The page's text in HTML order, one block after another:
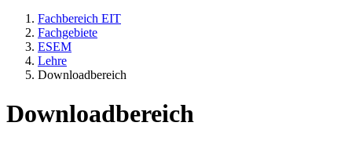
Fachbereich EIT
Fachgebiete
ESEM
Lehre
Downloadbereich
Downloadbereich